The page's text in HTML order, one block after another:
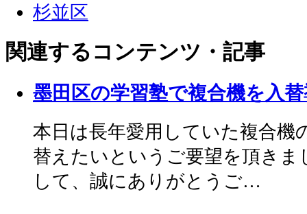
杉並区
関連するコンテンツ・記事
墨田区の学習塾で複合機を入
本日は長年愛用していた複合機
替えたいというご要望を頂きま
して、誠にありがとうご…